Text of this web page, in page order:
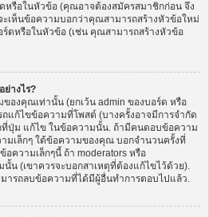
หรือในหัวข้อ (คุณอาจต้องสมัครสมาชิกก่อน จึง
เห็นข้อความบอกว่าคุณสามารถสร้างหัวข้อใหม่
ดหรือในหัวข้อ (เช่น คุณสามารถสร้างหัวข้อ
างไร?
งคุณเท่านั้น (ยกเว้น admin ของบอร์ด หรือ
แก้ไขข้อความที่โพสต์ (บางครั้งอาจมีการจำกัด
ที่ปุ่ม แก้ไข ในข้อความนั้น. ถ้ามีคนตอบข้อความ
เล็กๆ ใต้ข้อความของคุณ บอกจำนวนครั้งที่
ความเล็กๆนี้ ถ้า moderators หรือ
น (เขาควรจะบอกสาเหตุที่ต้องแก้ไขไว้ด้วย).
ารถลบข้อความที่ได้มีผู้อื่นทำการตอบไปแล้ว.